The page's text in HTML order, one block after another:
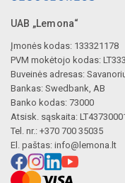
UAB „Lemona“
Įmonės kodas: 133321178
PVM mokėtojo kodas:
Buveinės adresas:
Bankas: Swedbank, AB
Banko kodas: 73000
Atsisk. sąskaita:
Tel. nr.: +370 700 35035
El. paštas: info@lemona.lt